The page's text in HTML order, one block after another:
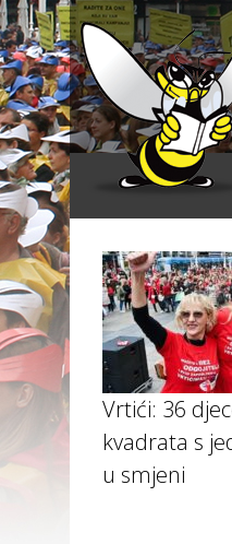
Vrtići: 36
kvadrata s
u smjeni